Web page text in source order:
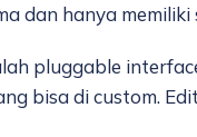
dan hanya
pluggable
bisa di custom.